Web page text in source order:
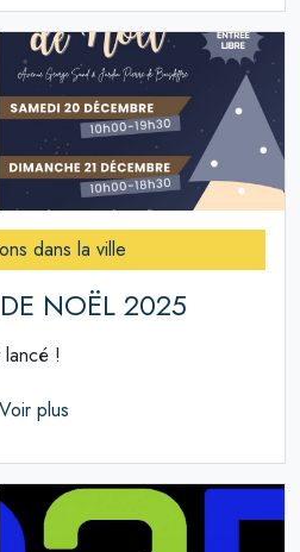
dans la ville
NOËL 2025
!
Voir plus